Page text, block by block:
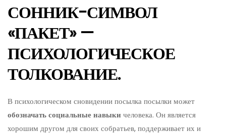
СОННИК-СИМВОЛ
«ПАКЕТ» —
ПСИХОЛОГИЧЕСКОЕ
ТОЛКОВАНИЕ.
В психологическом сновидении посылка посылки может
обозначать социальные навыки человека. Он является
хорошим другом для своих собратьев, поддерживает их и